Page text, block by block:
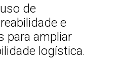
de
e
para ampliar
logística.